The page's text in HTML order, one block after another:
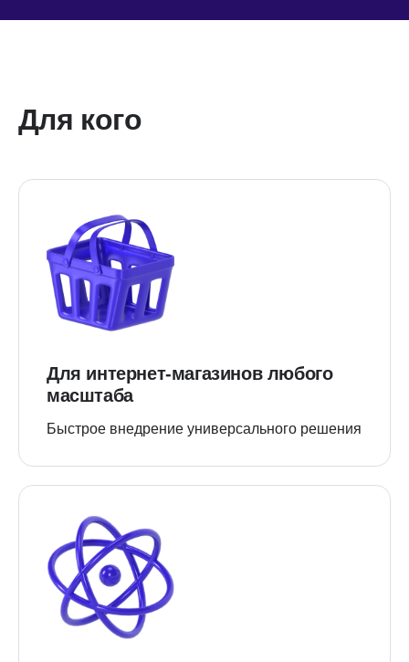
Для кого
Для интернет-магазинов любого
масштаба
Быстрое внедрение универсального решения